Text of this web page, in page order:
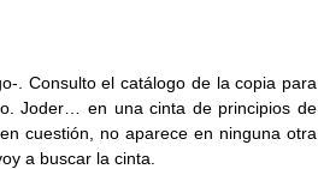
. Consulto el catálogo de la copia para
Joder… en una cinta de principios de
cuestión, no aparece en ninguna otra
a buscar la cinta.